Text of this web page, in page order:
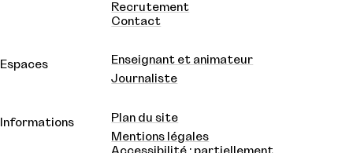
Recrutement
Contact
Espaces
Enseignant et animateur
Journaliste
Informations
Plan du site
Mentions légales